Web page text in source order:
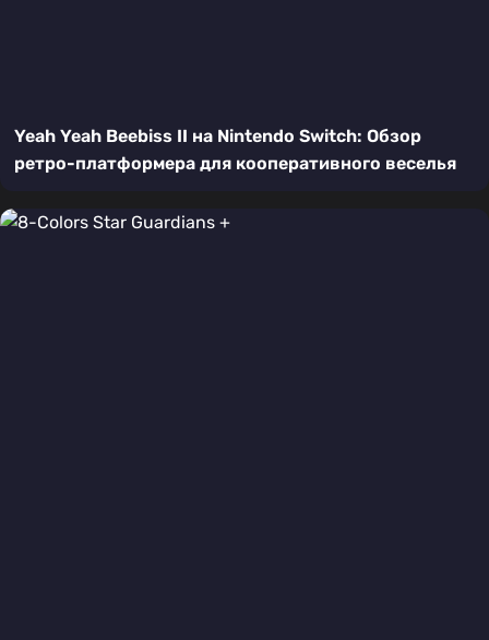
Yeah Yeah Beebiss II на Nintendo Switch: Обзор
ретро-платформера для кооперативного веселья